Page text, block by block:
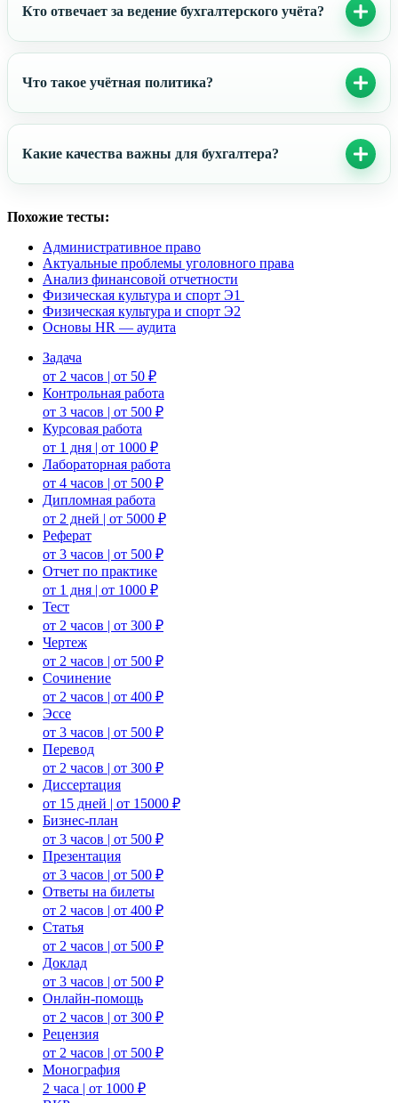
Кто отвечает за ведение бухгалтерского учёта?
Что такое учётная политика?
Какие качества важны для бухгалтера?
Похожие тесты:
Административное право
Актуальные проблемы уголовного права
Анализ финансовой отчетности
Физическая культура и спорт Э1
Физическая культура и спорт Э2
Основы HR — аудита
Задача
от 2 часов | от 50 ₽
Контрольная работа
от 3 часов | от 500 ₽
Курсовая работа
от 1 дня | от 1000 ₽
Лабораторная работа
от 4 часов | от 500 ₽
Дипломная работа
от 2 дней | от 5000 ₽
Реферат
от 3 часов | от 500 ₽
Отчет по практике
от 1 дня | от 1000 ₽
Тест
от 2 часов | от 300 ₽
Чертеж
от 2 часов | от 500 ₽
Сочинение
от 2 часов | от 400 ₽
Эссе
от 3 часов | от 500 ₽
Перевод
от 2 часов | от 300 ₽
Диссертация
от 15 дней | от 15000 ₽
Бизнес-план
от 3 часов | от 500 ₽
Презентация
от 3 часов | от 500 ₽
Ответы на билеты
от 2 часов | от 400 ₽
Статья
от 2 часов | от 500 ₽
Доклад
от 3 часов | от 500 ₽
Онлайн-помощь
от 2 часов | от 300 ₽
Рецензия
от 2 часов | от 500 ₽
Монография
2 часа | от 1000 ₽